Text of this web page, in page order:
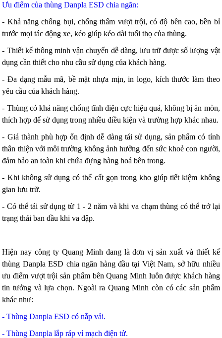
Ưu điểm của thùng Danpla ESD chia ngăn:
- Khả năng chống bụi, chống thấm vượt trội, có độ bên cao, bền bỉ
trước mọi tác động xe, kéo giúp kéo dài tuổi thọ của thùng.
- Thiết kế thông minh vận chuyển dễ dàng, lưu trữ được số lượng vật
dụng cần thiết cho nhu cầu sử dụng của khách hàng.
- Đa dạng mẫu mã, bề mặt nhựa mịn, in logo, kích thước làm theo
yêu cầu của khách hàng.
- Thùng có khả năng chống tĩnh điện cực hiệu quả, không bị ăn mòn,
thích hợp để sử dụng trong nhiều điều kiện và trường hợp khác nhau.
- Giá thành phù hợp ổn định dễ dàng tái sử dụng, sản phẩm có tính
thân thiện với môi trường không ảnh hưởng đến sức khoẻ con người,
đảm bảo an toàn khi chứa đựng hàng hoá bên trong.
- Khi không sử dụng có thể cất gọn trong kho giúp tiết kiệm không
gian lưu trữ.
- Có thể tái sử dụng từ 1 - 2 năm và khi va chạm thùng có thể trở lại
trạng thái ban đầu khi va đập.
Hiện nay công ty Quang Minh đang là đơn vị sản xuất và thiết kế
thùng Danpla ESD chia ngăn hàng đầu tại Việt Nam, sở hữu nhiều
ưu điểm vượt trội sản phẩm bên Quang Minh luôn được khách hàng
tin tưởng và lựa chọn. Ngoài ra Quang Minh còn có các sản phẩm
khác như:
- Thùng Danpla ESD có nắp vải.
- Thùng Danpla lắp ráp vỉ mạch điện tử.